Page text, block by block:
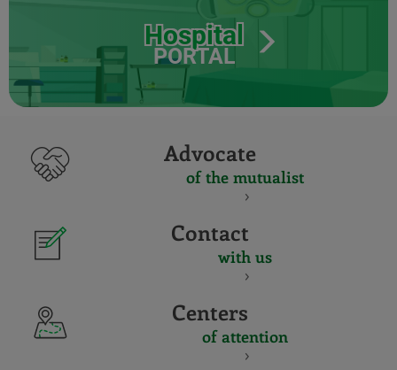
Hospital
PORTAL
Advocate
of the mutualist
Contact
with us
Centers
of attention